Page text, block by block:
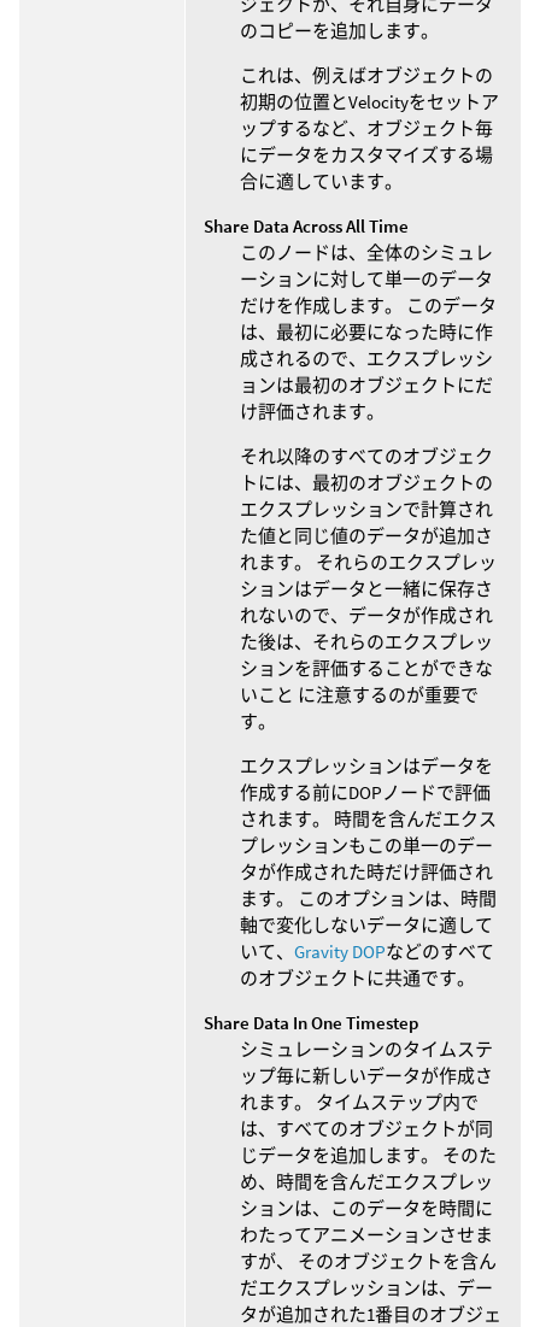
のコピーを追加します。
これは、例えばオブジェクトの
初期の位置とVelocityをセットア
ップするなど、オブジェクト毎
にデータをカスタマイズする場
合に適しています。
Share Data Across All Time
このノードは、全体のシミュレ
ーションに対して単一のデータ
だけを作成します。 このデータ
は、最初に必要になった時に作
成されるので、エクスプレッシ
ョンは最初のオブジェクトにだ
け評価されます。
それ以降のすべてのオブジェク
トには、最初のオブジェクトの
エクスプレッションで計算され
た値と同じ値のデータが追加さ
れます。 それらのエクスプレッ
ションはデータと一緒に保存さ
れないので、データが作成され
た後は、それらのエクスプレッ
ションを評価することができな
いこと に注意するのが重要で
す。
エクスプレッションはデータを
作成する前にDOPノードで評価
されます。 時間を含んだエクス
プレッションもこの単一のデー
タが作成された時だけ評価され
ます。 このオプションは、時間
軸で変化しないデータに適して
いて、 Gravity DOPなどのすべて
のオブジェクトに共通です。
Share Data In One Timestep
シミュレーションのタイムステ
ップ毎に新しいデータが作成さ
れます。 タイムステップ内で
は、すべてのオブジェクトが同
じデータを追加します。 そのた
め、時間を含んだエクスプレッ
ションは、このデータを時間に
わたってアニメーションさせま
すが、 そのオブジェクトを含ん
だエクスプレッションは、デー
タが追加された1番目のオブジェ